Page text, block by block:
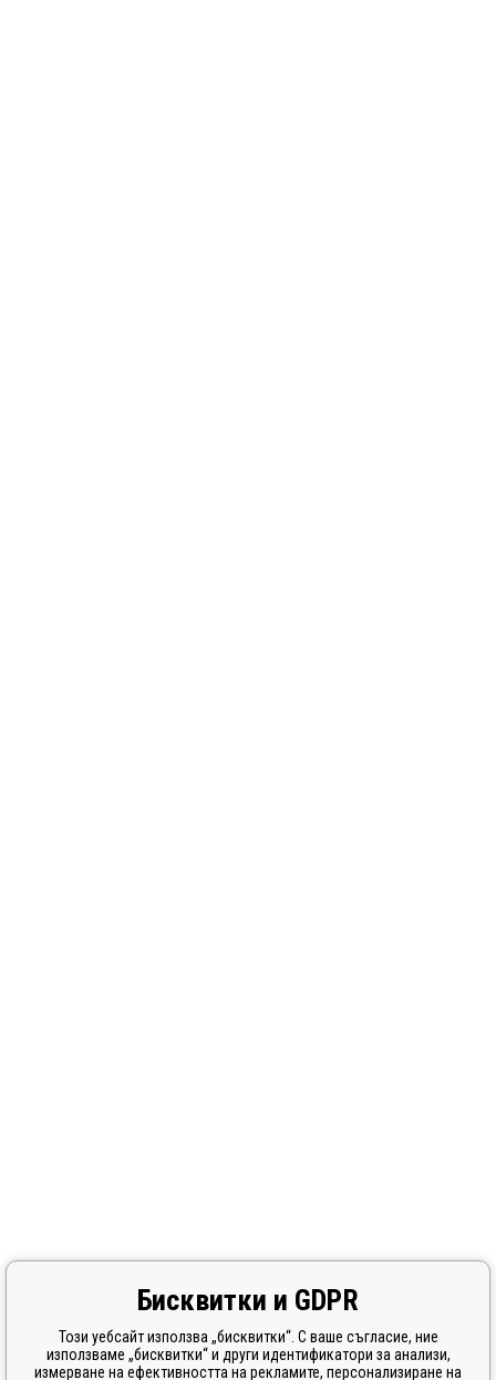
Бисквитки и GDPR
Този уебсайт използва „бисквитки“. С ваше съгласие, ние
използваме „бисквитки“ и други идентификатори за анализи,
измерване на ефективността на рекламите, персонализиране на